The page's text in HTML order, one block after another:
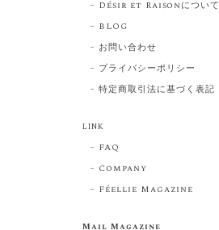
Désir et Raisonについて
BLOG
お問い合わせ
プライバシーポリシー
特定商取引法に基づく表記
LINK
FAQ
Company
Féellie Magazine
Mail Magazine